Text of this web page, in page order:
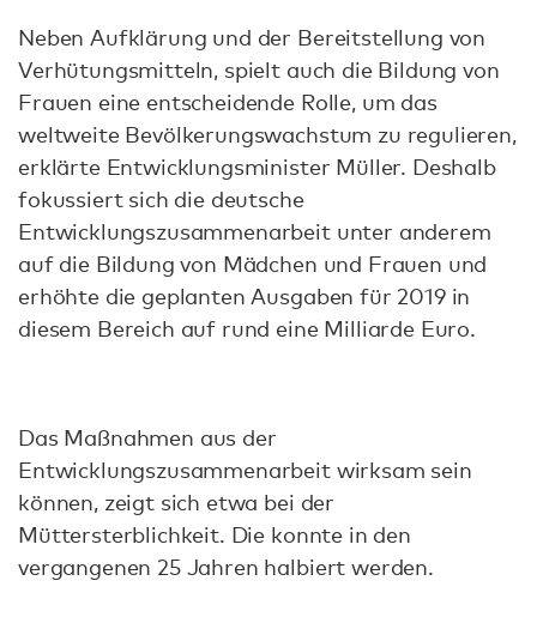
Neben Aufklärung und der Bereitstellung von
Verhütungsmitteln, spielt auch die Bildung von
Frauen eine entscheidende Rolle, um das
weltweite Bevölkerungswachstum zu regulieren,
erklärte Entwicklungsminister Müller. Deshalb
fokussiert sich die deutsche
Entwicklungszusammenarbeit unter anderem
auf die Bildung von Mädchen und Frauen und
erhöhte die geplanten Ausgaben für 2019 in
diesem Bereich auf rund eine Milliarde Euro.
Das Maßnahmen aus der
Entwicklungszusammenarbeit wirksam sein
können, zeigt sich etwa bei der
Müttersterblichkeit. Die konnte in den
vergangenen 25 Jahren halbiert werden.